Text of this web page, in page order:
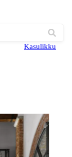
Kasulikku